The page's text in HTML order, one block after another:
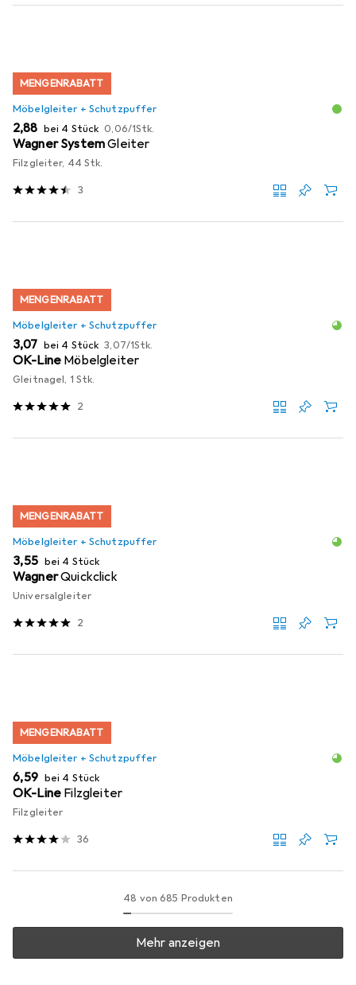
MENGENRABATT
Möbelgleiter + Schutzpuffer
EUR
2,88 bei 4 Stück EUR
0,06/1Stk.
Wagner SystemGleiter
Filzgleiter, 44 Stk.
3
MENGENRABATT
Möbelgleiter + Schutzpuffer
EUR
3,07 bei 4 Stück EUR
3,07/1Stk.
OK-Line Möbelgleiter
Gleitnagel, 1 Stk.
2
MENGENRABATT
Möbelgleiter + Schutzpuffer
EUR
3,55 bei 4 Stück
WagnerQuickclick
Universalgleiter
2
MENGENRABATT
Möbelgleiter + Schutzpuffer
EUR
6,59 bei 4 Stück
OK-Line Filzgleiter
Filzgleiter
36
48 von 685 Produkten
Mehr anzeigen